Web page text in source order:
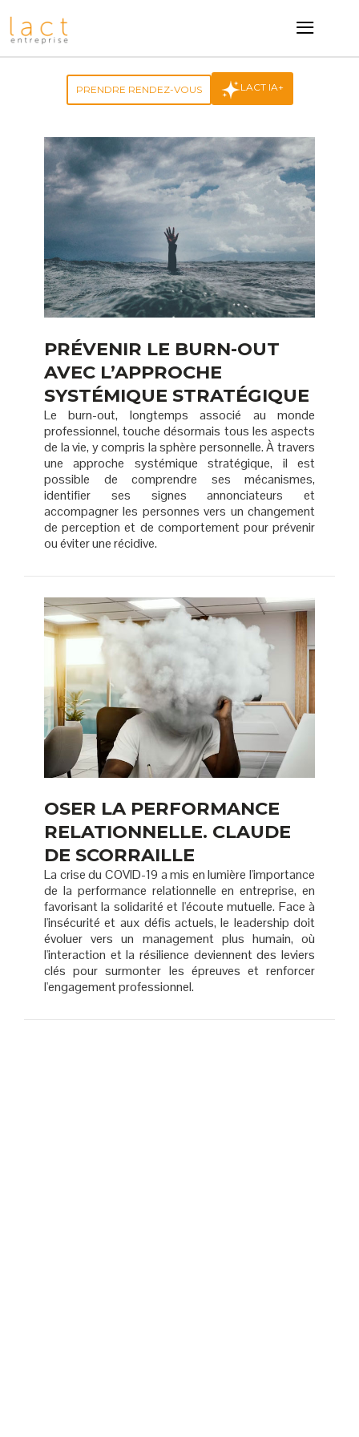
PRENDRE RENDEZ-VOUS LACT IA+
PRÉVENIR LE BURN-OUT
AVEC L’APPROCHE
SYSTÉMIQUE STRATÉGIQUE
Le burn-out, longtemps associé au monde
professionnel, touche désormais tous les aspects
de la vie, y compris la sphère personnelle. À travers
une approche systémique stratégique, il est
possible de comprendre ses mécanismes,
identifier ses signes annonciateurs et
accompagner les personnes vers un changement
de perception et de comportement pour prévenir
ou éviter une récidive.
OSER LA PERFORMANCE
RELATIONNELLE. CLAUDE
DE SCORRAILLE
La crise du COVID-19 a mis en lumière l'importance
de la performance relationnelle en entreprise, en
favorisant la solidarité et l'écoute mutuelle. Face à
l'insécurité et aux défis actuels, le leadership doit
évoluer vers un management plus humain, où
l'interaction et la résilience deviennent des leviers
clés pour surmonter les épreuves et renforcer
l'engagement professionnel.
≡